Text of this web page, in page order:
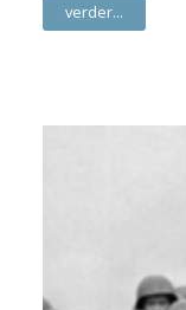
verder...